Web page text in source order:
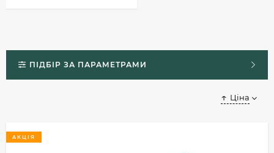
ПІДБІР ЗА ПАРАМЕТРАМИ
Ціна
АКЦІЯ